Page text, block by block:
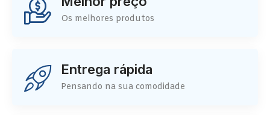
Os melhores produtos
Entrega rápida
Pensando na sua comodidade